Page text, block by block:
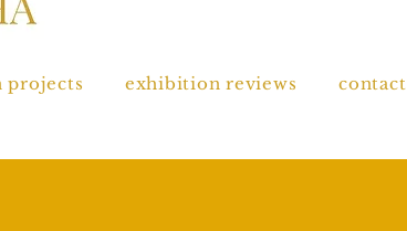
projects exhibition reviews contact